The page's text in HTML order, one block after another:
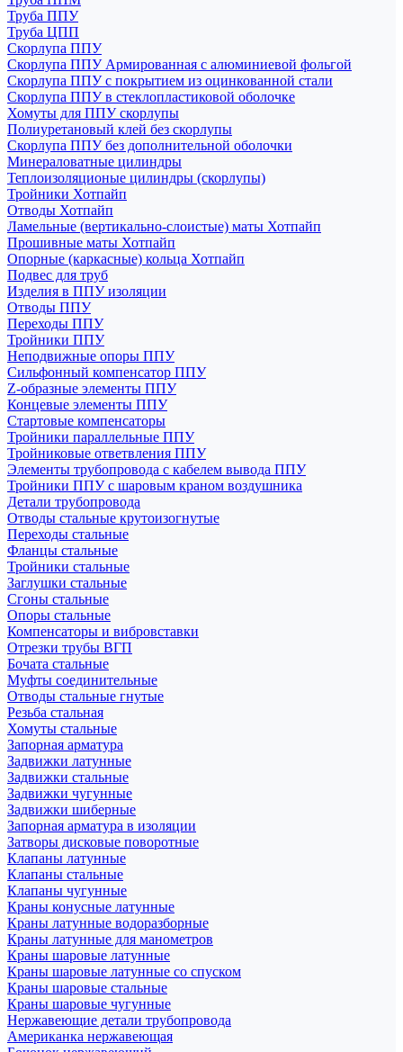
Труба ППУ
Труба ЦПП
Скорлупа ППУ
Скорлупа ППУ Армированная с алюминиевой фольгой
Скорлупа ППУ с покрытием из оцинкованной стали
Скорлупа ППУ в стеклопластиковой оболочке
Хомуты для ППУ скорлупы
Полиуретановый клей без скорлупы
Скорлупа ППУ без дополнительной оболочки
Минераловатные цилиндры
Теплоизоляционые цилиндры (скорлупы)
Тройники Хотпайп
Отводы Хотпайп
Ламельные (вертикально-слоистые) маты Хотпайп
Прошивные маты Хотпайп
Опорные (каркасные) кольца Хотпайп
Подвес для труб
Изделия в ППУ изоляции
Отводы ППУ
Переходы ППУ
Тройники ППУ
Неподвижные опоры ППУ
Cильфонный компенсатор ППУ
Z-образные элементы ППУ
Концевые элементы ППУ
Стартовые компенсаторы
Тройники параллельные ППУ
Тройниковые ответвления ППУ
Элементы трубопровода с кабелем вывода ППУ
Тройники ППУ с шаровым краном воздушника
Детали трубопровода
Отводы стальные крутоизогнутые
Переходы стальные
Фланцы стальные
Тройники стальные
Заглушки стальные
Сгоны стальные
Опоры стальные
Компенсаторы и вибровставки
Отрезки трубы ВГП
Бочата стальные
Муфты соединительные
Отводы стальные гнутые
Резьба стальная
Хомуты стальные
Запорная арматура
Задвижки латунные
Задвижки стальные
Задвижки чугунные
Задвижки шиберные
Запорная арматура в изоляции
Затворы дисковые поворотные
Клапаны латунные
Клапаны стальные
Клапаны чугунные
Краны конусные латунные
Краны латунные водоразборные
Краны латунные для манометров
Краны шаровые латунные
Краны шаровые латунные со спуском
Краны шаровые стальные
Краны шаровые чугунные
Нержавеющие детали трубопровода
Американка нержавеющая